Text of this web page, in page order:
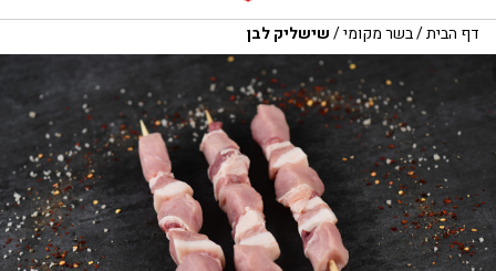
דף הבית/בשר מקומי/שישליק לבן